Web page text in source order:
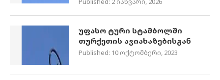
უფასო ტური სტამბოლში
თურქეთის ავიახაზებისგან
Published: 10 ოქტომბერი, 2023